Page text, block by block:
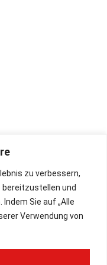
zu verbessern,
bereitzustellen und
Sie auf „Alle
Verwendung von